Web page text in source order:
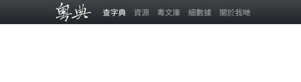
查字典 資源 粵文庫 細數據 關於我哋